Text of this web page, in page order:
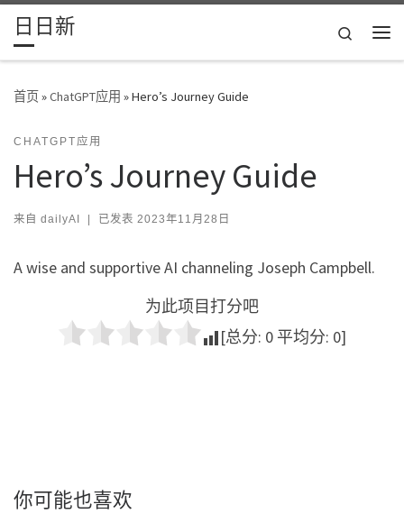
Skip to content
日日新
Search
首页»ChatGPT应用 »Hero’s Journey Guide
CHATGPT应用
Hero’s Journey Guide
来自 dailyAI | 已发表 2023年11月28日
A wise and supportive AI channeling Joseph Campbell.
为此项目打分吧
[总分: 0 平均分: 0]
你可能也喜欢